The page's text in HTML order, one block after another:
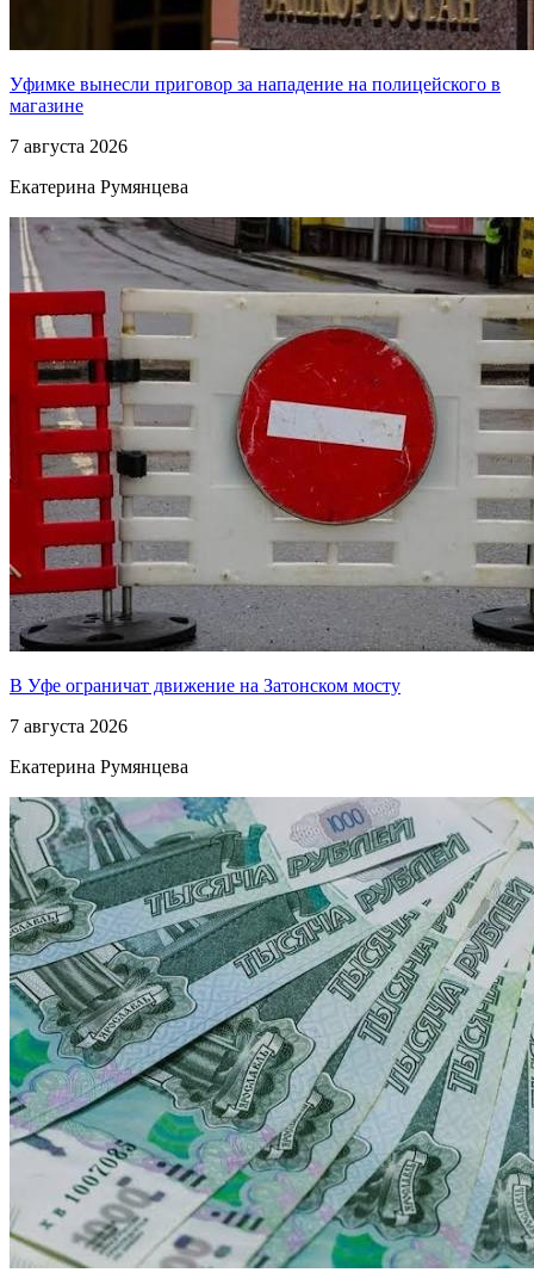
Уфимке вынесли приговор за нападение на полицейского в
магазине
7 августа 2026
Екатерина Румянцева
В Уфе ограничат движение на Затонском мосту
7 августа 2026
Екатерина Румянцева